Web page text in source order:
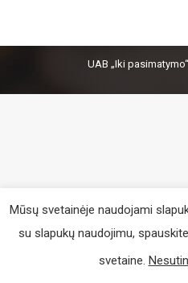
UAB „Iki
Mūsų svetainėje naudojami
su slapukų naudojimu,
svetaine.